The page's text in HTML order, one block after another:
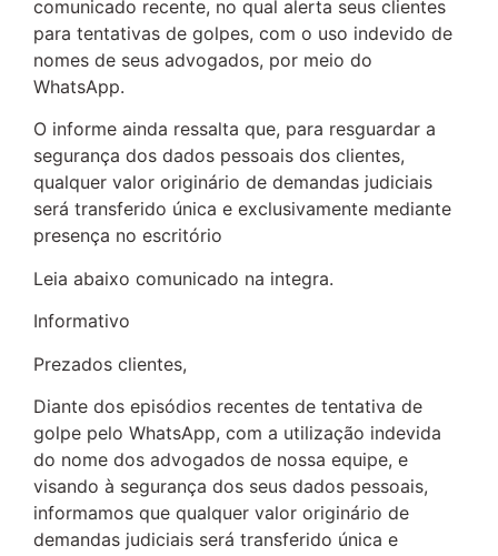
comunicado recente, no qual alerta seus clientes
para tentativas de golpes, com o uso indevido de
nomes de seus advogados, por meio do
WhatsApp.
O informe ainda ressalta que, para resguardar a
segurança dos dados pessoais dos clientes,
qualquer valor originário de demandas judiciais
será transferido única e exclusivamente mediante
presença no escritório
Leia abaixo comunicado na integra.
Informativo
Prezados clientes,
Diante dos episódios recentes de tentativa de
golpe pelo WhatsApp, com a utilização indevida
do nome dos advogados de nossa equipe, e
visando à segurança dos seus dados pessoais,
informamos que qualquer valor originário de
demandas judiciais será transferido única e